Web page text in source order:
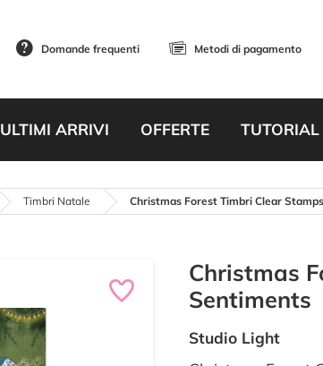
Domande frequenti Metodi di pagamento
ULTIMI ARRIVI OFFERTE TUTORIAL
Timbri Natale Christmas Forest Timbri Clear
Christmas
Sentiments
Studio Light